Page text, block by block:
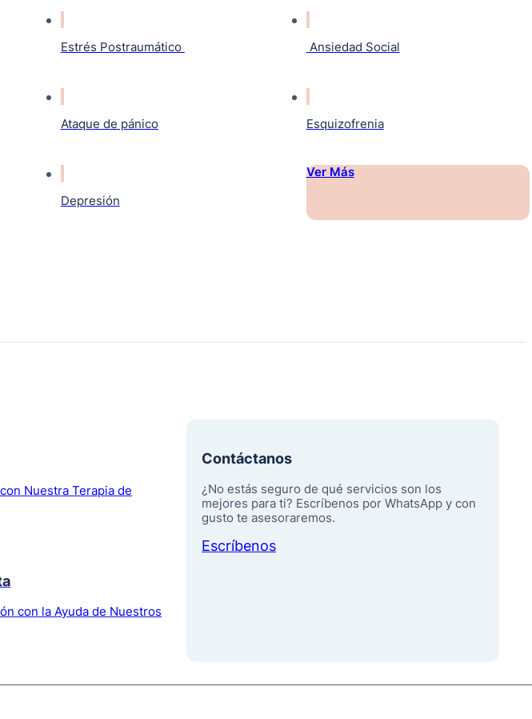
Estrés Postraumático Ansiedad Social
Ataque de pánico Esquizofrenia
Depresión
Ver Más
Nuestra Terapia de
con la Ayuda de Nuestros
Contáctanos
¿No estás seguro de qué servicios son los
mejores para ti? Escríbenos por WhatsApp y con
gusto te asesoraremos.
Escríbenos